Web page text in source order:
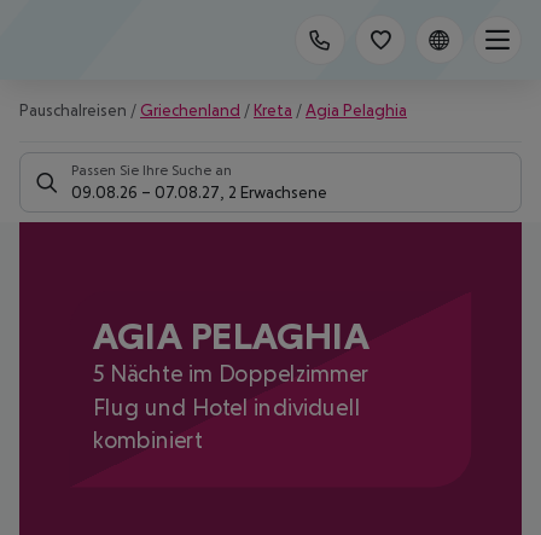
Pauschalreisen / Griechenland / Kreta /Agia Pelaghia
Passen Sie Ihre Suche an
09.08.26 – 07.08.27 2 Erwachsene
AGIA PELAGHIA
5 Nächte im Doppelzimmer
Flug und Hotel individuell
kombiniert